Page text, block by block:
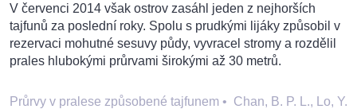
V červenci 2014 však ostrov zasáhl jeden z nejhorších
tajfunů za poslední roky. Spolu s prudkými lijáky způsobil v
rezervaci mohutné sesuvy půdy, vyvracel stromy a rozdělil
prales hlubokými průrvami širokými až 30 metrů.
Průrvy v pralese způsobené tajfunem • Chan, B. P. L., Lo, Y.